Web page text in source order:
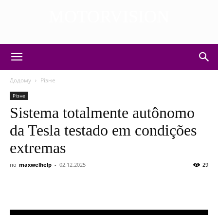
Додому Різне
Різне
Sistema totalmente autônomo
da Tesla testado em condições
extremas
по maxwelhelp - 02.12.2025 29